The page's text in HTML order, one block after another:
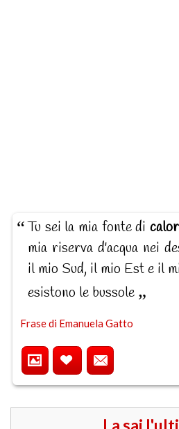
Tu sei la mia fonte di
mia riserva d'acqua nei
il mio Sud, il mio Est e il
esistono le bussole
Frase di Emanuela Gatto
La sai